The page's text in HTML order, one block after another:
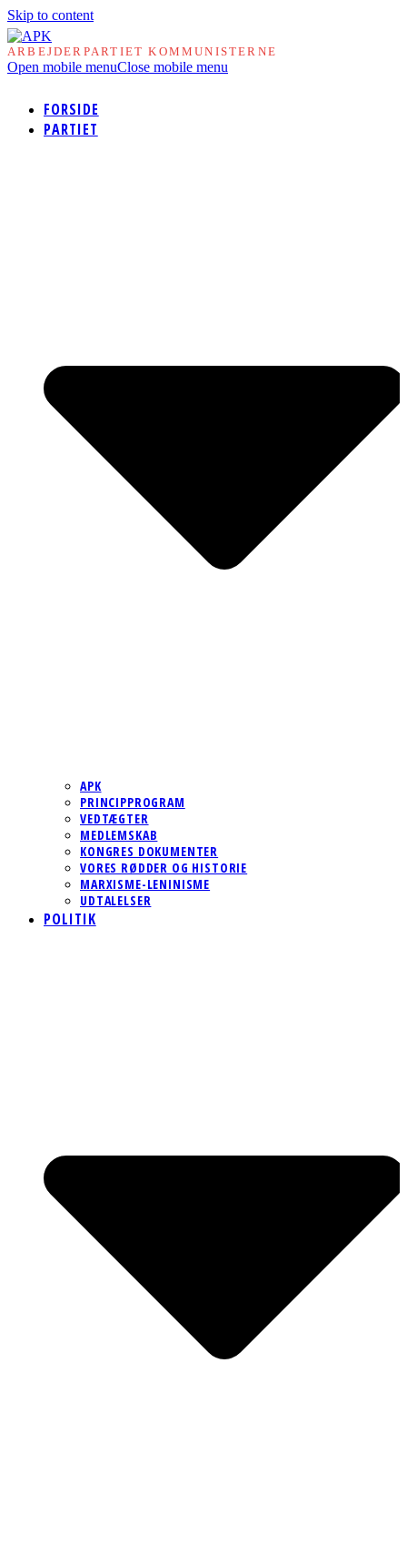
Skip to content
ARBEJDERPARTIET KOMMUNISTERNE
Open mobile menuClose mobile menu
FORSIDE
PARTIET
APK
PRINCIPPROGRAM
VEDTÆGTER
MEDLEMSKAB
KONGRES DOKUMENTER
VORES RØDDER OG HISTORIE
MARXISME-LENINISME
UDTALELSER
POLITIK